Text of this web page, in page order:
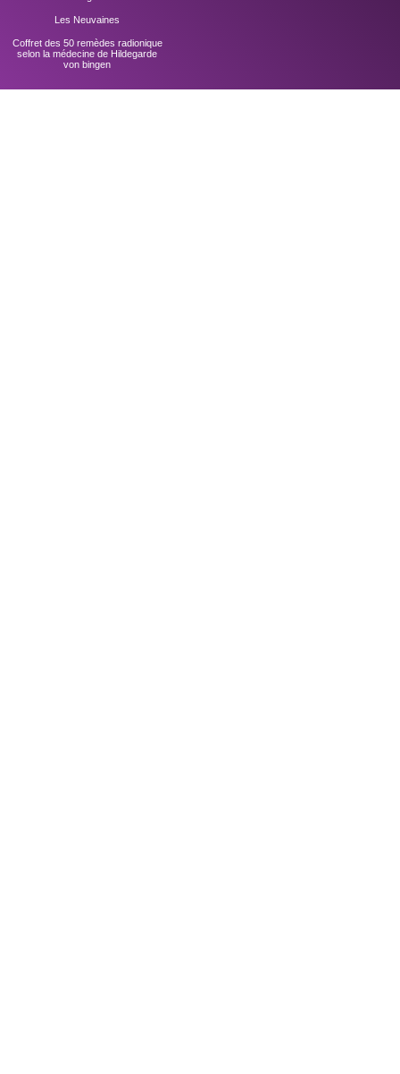
Les Neuvaines
Coffret des 50 remèdes radionique
selon la médecine de Hildegarde
von bingen